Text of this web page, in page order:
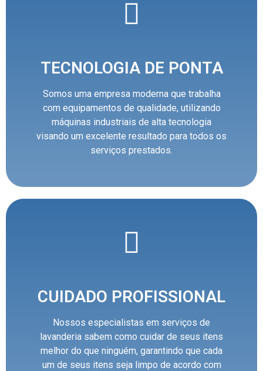
TECNOLOGIA DE PONTA
Somos uma empresa moderna que trabalha
com equipamentos de qualidade, utilizando
máquinas industriais de alta tecnologia
visando um excelente resultado para todos os
serviços prestados.
CUIDADO PROFISSIONAL
Nossos especialistas em serviços de
lavanderia sabem como cuidar de seus itens
melhor do que ninguém, garantindo que cada
um de seus itens seja limpo de acordo com